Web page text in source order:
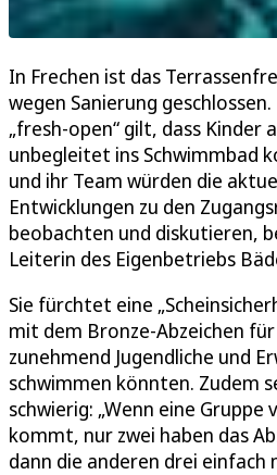
In Frechen ist das
wegen Sanierung
„fresh-open“ gilt, dass Kinder
unbegleitet ins Schwimmbad
und ihr Team würden die
Entwicklungen zu den
beobachten und diskutieren,
Leiterin des Eigenbetriebs
Sie fürchtet eine
mit dem Bronze-Abzeichen
zunehmend Jugendliche und
schwimmen könnten. Zudem
schwierig: „Wenn eine
kommt, nur zwei haben das
dann die anderen drei einfach